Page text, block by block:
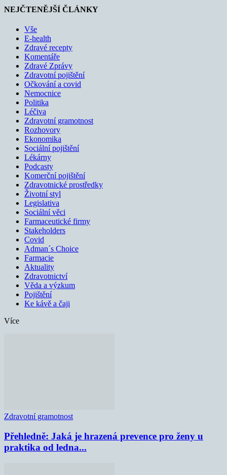
NEJČTENĚJŠÍ ČLÁNKY
Vše
E-health
Zdravé recepty
Komentáře
Zdravé Zprávy
Zdravotní pojištění
Očkování a covid
Nemocnice
Politika
Léčiva
Zdravotní gramotnost
Rozhovory
Ekonomika
Sociální pojištění
Lékárny
Podcasty
Komerční pojištění
Zdravotnické prostředky
Životní styl
Legislativa
Sociální věci
Farmaceutické firmy
Stakeholders
Covid
Adman´s Choice
Farmacie
Aktuality
Zdravotnictví
Věda a výzkum
Pojištění
Ke kávě a čaji
Více
Zdravotní gramotnost
Přehledně: Jaká je hrazená prevence pro ženy u
praktika od ledna...